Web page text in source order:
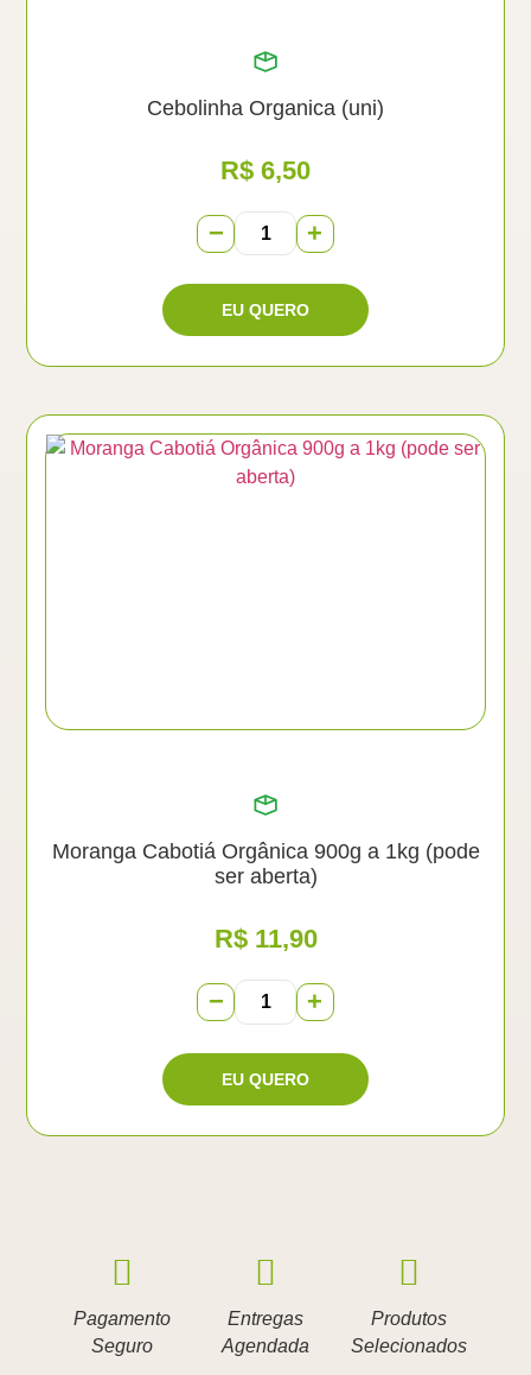
Cebolinha Organica (uni)
R$ 6,50
− +
Moranga Cabotiá Orgânica 900g a 1kg (pode
ser aberta)
R$11,90
− +
Pagamento
Seguro
Entregas
Agendada
Produtos
Selecionados